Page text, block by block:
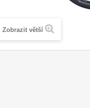
Zobrazit větší